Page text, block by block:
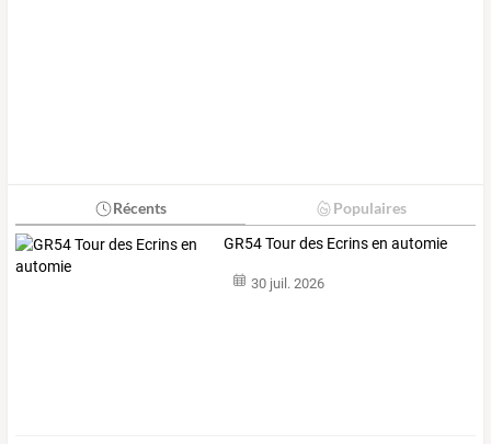
Récents Populaires
GR54 Tour des Ecrins en automie
30 juil. 2026